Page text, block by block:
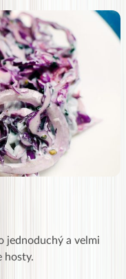
jednoduchý a velmi
hosty.